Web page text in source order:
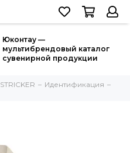
Юконтау —
мультибрендовый каталог
сувенирной продукции
STRICKER
Идентификация